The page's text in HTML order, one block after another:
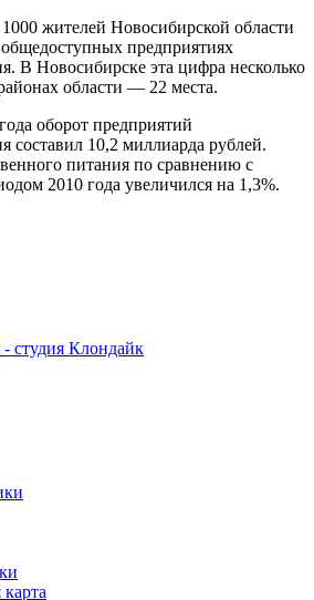
жителей Новосибирской области
предприятиях
В Новосибирске эта цифра несколько
области — 22 места.
оборот предприятий
составил 10,2 миллиарда рублей.
питания по сравнению с
2010 года увеличился на 1,3%.
- студия Клондайк